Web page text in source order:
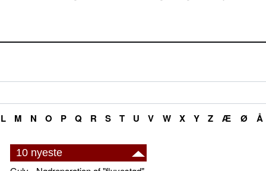
L M N O P Q R S T U V W X Y Z Æ Ø Å
10 nyeste